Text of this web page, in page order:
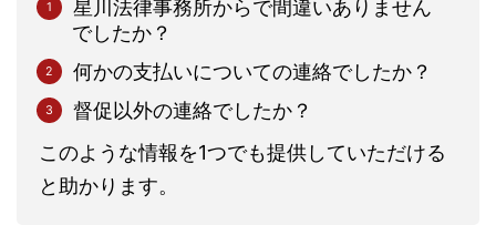
星川法律事務所からで間違いありません
でしたか？
何かの支払いについての連絡でしたか？
督促以外の連絡でしたか？
このような情報を1つでも提供していただける
と助かります。